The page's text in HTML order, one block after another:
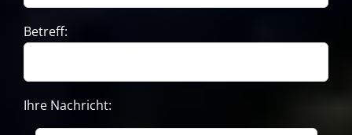
Betreff:
Ihre Nachricht: